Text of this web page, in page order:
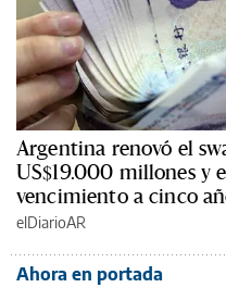
Argentina renovó el
US$19.000 millones y
vencimiento a cinco
elDiarioAR
Ahora en portada